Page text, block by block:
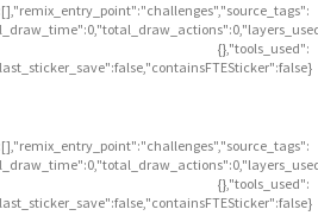
{},"tools_used":
{},"tools_used":